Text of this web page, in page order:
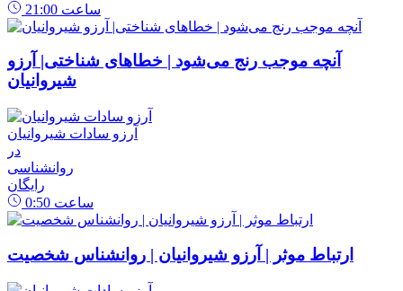
21:00 ساعت
آنچه موجب رنج می‌شود | خطاهای شناختی| آرزو
شیروانیان
آرزو سادات شیروانیان
در
روانشناسی
رایگان
0:50 ساعت
ارتباط موثر | آرزو شیروانیان | روانشناس شخصیت